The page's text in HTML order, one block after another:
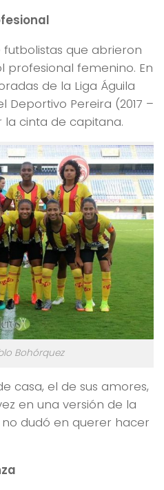
que abrieron
profesional femenino. En
de la Liga Águila
Deportivo Pereira (2017 –
la cinta de capitana.
Bohórquez
casa, el de sus amores,
en una versión de la
no dudó en querer hacer